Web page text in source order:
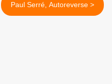
Paul Serré, Autoreverse >